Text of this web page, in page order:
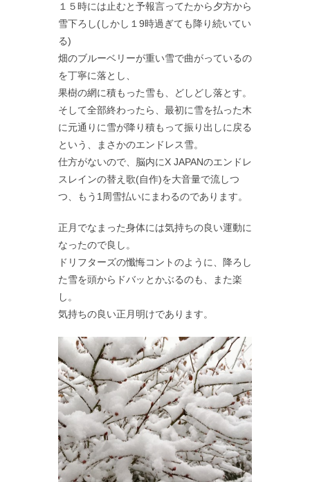
１５時には止むと予報言ってたから夕方から
雪下ろし(しかし１9時過ぎても降り続いてい
る)
畑のブルーベリーが重い雪で曲がっているの
を丁寧に落とし、
果樹の網に積もった雪も、どしどし落とす。
そして全部終わったら、最初に雪を払った木
に元通りに雪が降り積もって振り出しに戻る
という、まさかのエンドレス雪。
仕方がないので、脳内にX JAPANのエンドレ
スレインの替え歌(自作)を大音量で流しつ
つ、もう1周雪払いにまわるのであります。
正月でなまった身体には気持ちの良い運動に
なったので良し。
ドリフターズの懺悔コントのように、降ろし
た雪を頭からドバッとかぶるのも、また楽
し。
気持ちの良い正月明けであります。